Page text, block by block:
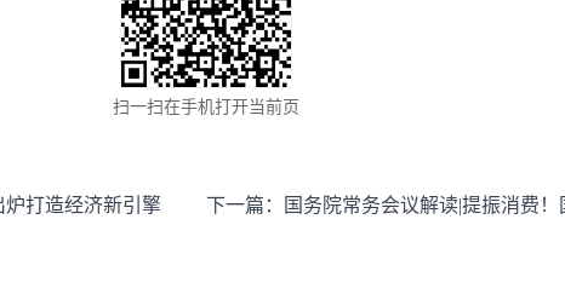
扫一扫在手机打开当前页
炉打造经济新引擎 下一篇： 国务院常务会议解读|提振消费！